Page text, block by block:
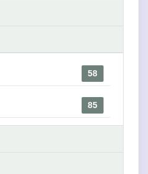
58
85